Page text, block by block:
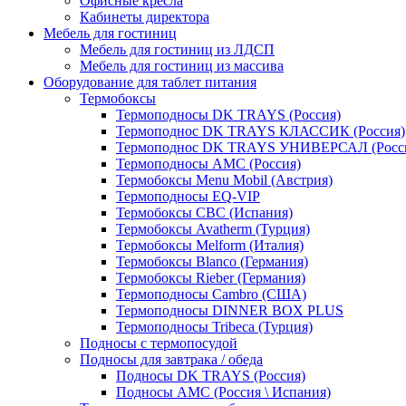
Кабинеты директора
Мебель для гостиниц
Мебель для гостиниц из ЛДСП
Мебель для гостиниц из массива
Оборудование для таблет питания
Термобоксы
Термоподносы DK TRAYS (Россия)
Термоподнос DK TRAYS КЛАССИК (Россия)
Термоподнос DK TRAYS УНИВЕРСАЛ
Термоподносы AMC (Россия)
Термобоксы Menu Mobil (Австрия)
Термоподносы EQ-VIP
Термобоксы CBC (Испания)
Термобоксы Avatherm (Турция)
Термобоксы Melform (Италия)
Термобоксы Blanco (Германия)
Термобоксы Rieber (Германия)
Термоподносы Cambro (США)
Термоподносы DINNER BOX PLUS
Термоподносы Tribeca (Турция)
Подносы с термопосудой
Подносы для завтрака / обеда
Подносы DK TRAYS (Россия)
Подносы AMC (Россия \ Испания)